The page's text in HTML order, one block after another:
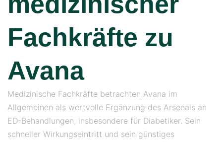
Fachkräfte zu
Avana
Medizinische Fachkräfte betrachten Avana im
Allgemeinen als wertvolle Ergänzung des Arsenals an
ED-Behandlungen, insbesondere für Diabetiker. Sein
schneller Wirkungseintritt und sein günstiges